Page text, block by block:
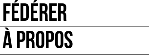
FÉDÉRER
À PROPOS